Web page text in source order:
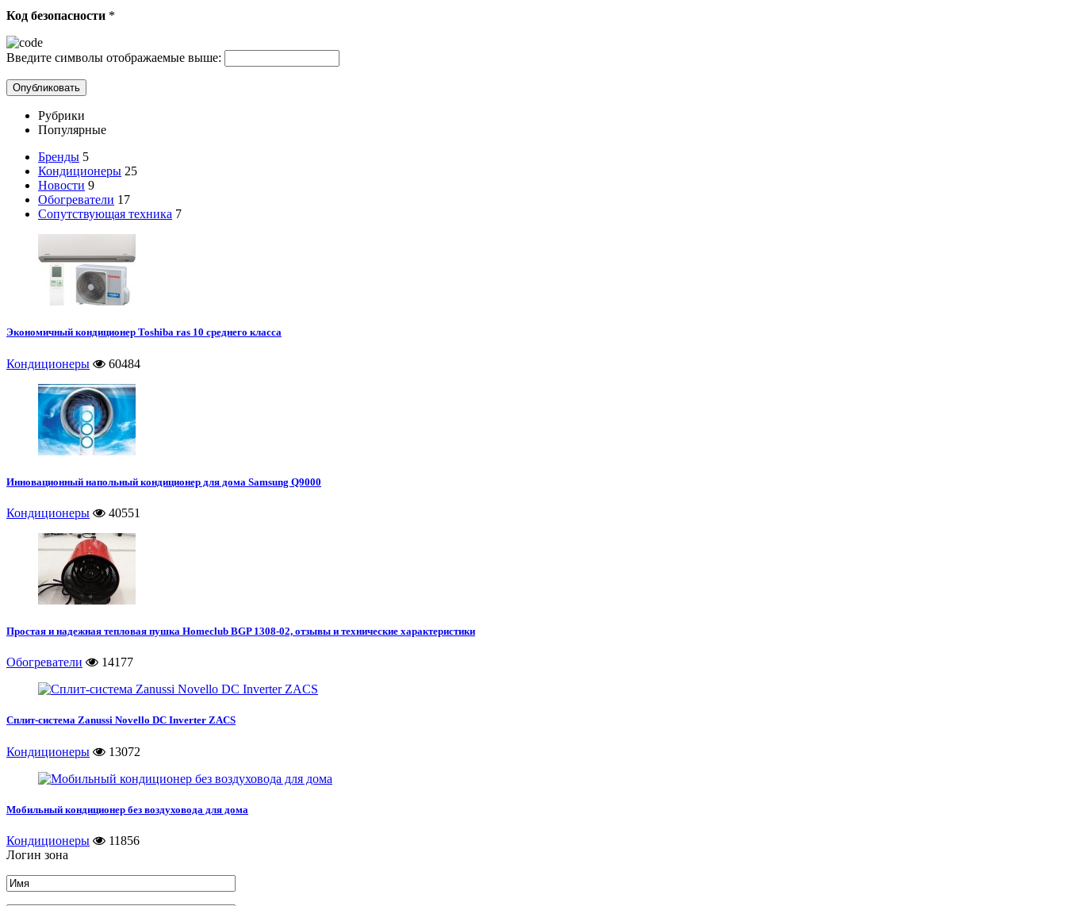
Код безопасности *
Введите символы отображаемые выше:
Рубрики
Популярные
Бренды 5
Кондиционеры 25
Новости 9
Обогреватели 17
Сопутствующая техника 7
Экономичный кондиционер Toshiba ras 10 среднего класса
Кондиционеры 60484
Инновационный напольный кондиционер для дома Samsung Q9000
Кондиционеры 40551
Простая и надежная тепловая пушка Homeclub BGP 1308-02, отзывы и технические характеристики
Обогреватели 14177
Сплит-система Zanussi Novello DC Inverter ZACS
Кондиционеры 13072
Мобильный кондиционер без воздуховода для дома
Кондиционеры
11856
Логин зона